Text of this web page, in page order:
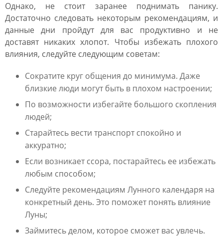
Однако, не стоит заранее поднимать панику.
Достаточно следовать некоторым рекомендациям, и
данные дни пройдут для вас продуктивно и не
доставят никаких хлопот. Чтобы избежать плохого
влияния, следуйте следующим советам:
Сократите круг общения до минимума. Даже
близкие люди могут быть в плохом настроении;
По возможности избегайте большого скопления
людей;
Старайтесь вести транспорт спокойно и
аккуратно;
Если возникает ссора, постарайтесь ее избежать
любым способом;
Следуйте рекомендациям Лунного календаря на
конкретный день. Это поможет понять влияние
Луны;
Займитесь делом, которое сможет вас увлечь.